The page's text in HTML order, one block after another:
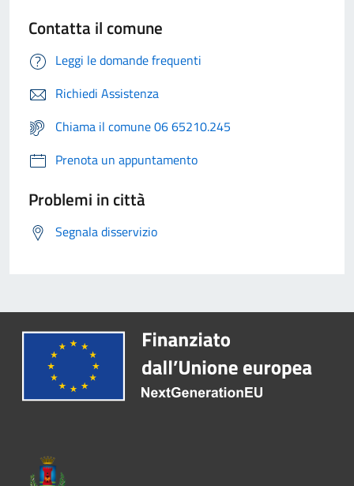
Contatta il comune
Leggi le domande frequenti
Richiedi Assistenza
Chiama il comune 06 65210.245
Prenota un appuntamento
Problemi in città
Segnala disservizio